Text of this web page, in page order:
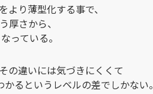
り薄型化する事で、
厚さから、
っている。
の違いには気づきにくくて
るというレベルの差でしかない。